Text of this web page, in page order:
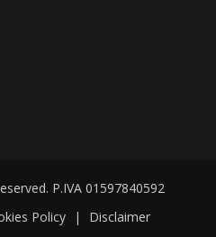
P.IVA 01597840592
Policy | Disclaimer